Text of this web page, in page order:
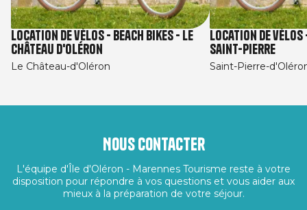
Location de vélos - Beach Bikes - Le
Château d'Oléron
Le Château-d'Oléron
Location de vélos
Saint-Pierre
Saint-Pierre-
Nous contacter
L'équipe d'Île d'Oléron - Marennes Tourisme reste à votre
disposition pour répondre à vos questions et vous aider aux
mieux à la préparation de votre séjour.